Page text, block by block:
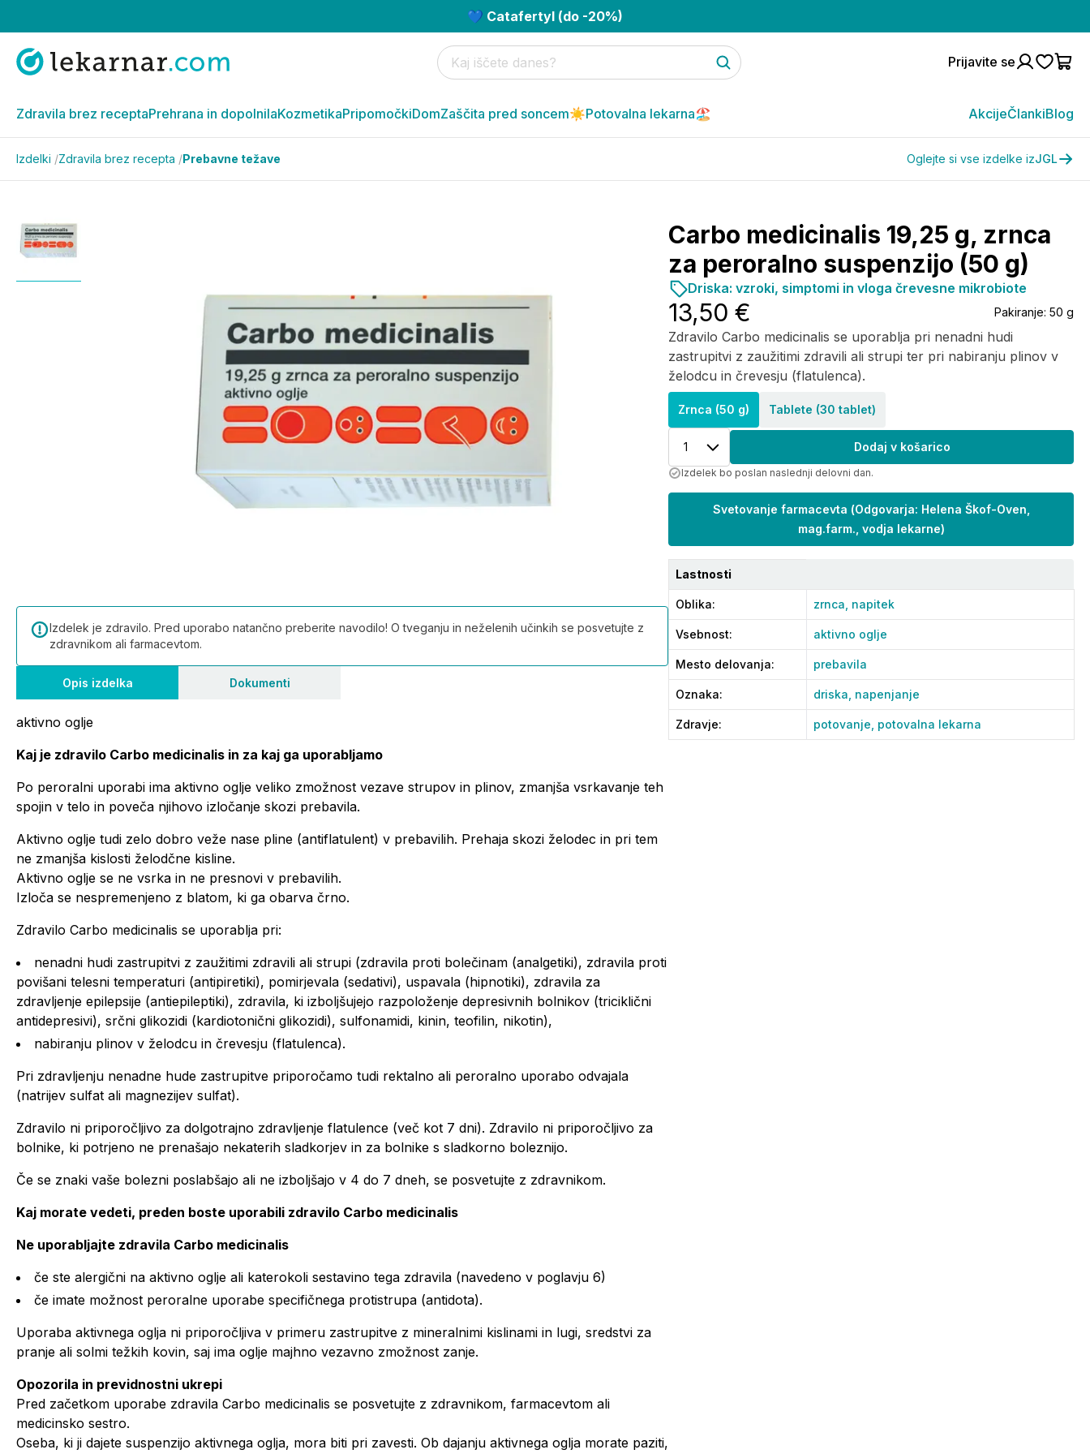
💙 Catafertyl (do -20%)
Prijavite se
Zdravila brez receptaPrehrana in dopolnilaKozmetikaPripomočkiDomZaščita pred soncem☀️Potovalna lekarna🏖️ AkcijeČlankiBlog
Izdelki /Zdravila brez recepta /Prebavne težave Oglejte si vse izdelke izJGL
Izdelek je zdravilo. Pred uporabo natančno preberite navodilo! O tveganju in neželenih učinkih se posvetujte z
zdravnikom ali farmacevtom.
Opis izdelka Dokumenti
aktivno oglje
Kaj je zdravilo Carbo medicinalis in za kaj ga uporabljamo
Po peroralni uporabi ima aktivno oglje veliko zmožnost vezave strupov in plinov, zmanjša vsrkavanje teh
spojin v telo in poveča njihovo izločanje skozi prebavila.
Aktivno oglje tudi zelo dobro veže nase pline (antiflatulent) v prebavilih. Prehaja skozi želodec in pri tem
ne zmanjša kislosti želodčne kisline.
Aktivno oglje se ne vsrka in ne presnovi v prebavilih.
Izloča se nespremenjeno z blatom, ki ga obarva črno.
Zdravilo Carbo medicinalis se uporablja pri:
nenadni hudi zastrupitvi z zaužitimi zdravili ali strupi (zdravila proti bolečinam (analgetiki), zdravila proti
povišani telesni temperaturi (antipiretiki), pomirjevala (sedativi), uspavala (hipnotiki), zdravila za
zdravljenje epilepsije (antiepileptiki), zdravila, ki izboljšujejo razpoloženje depresivnih bolnikov (triciklični
antidepresivi), srčni glikozidi (kardiotonični glikozidi), sulfonamidi, kinin, teofilin, nikotin),
nabiranju plinov v želodcu in črevesju (flatulenca).
Pri zdravljenju nenadne hude zastrupitve priporočamo tudi rektalno ali peroralno uporabo odvajala
(natrijev sulfat ali magnezijev sulfat).
Zdravilo ni priporočljivo za dolgotrajno zdravljenje flatulence (več kot 7 dni). Zdravilo ni priporočljivo za
bolnike, ki potrjeno ne prenašajo nekaterih sladkorjev in za bolnike s sladkorno boleznijo.
Če se znaki vaše bolezni poslabšajo ali ne izboljšajo v 4 do 7 dneh, se posvetujte z zdravnikom.
Kaj morate vedeti, preden boste uporabili zdravilo Carbo medicinalis
Ne uporabljajte zdravila Carbo medicinalis
če ste alergični na aktivno oglje ali katerokoli sestavino tega zdravila (navedeno v poglavju 6)
če imate možnost peroralne uporabe specifičnega protistrupa (antidota).
Uporaba aktivnega oglja ni priporočljiva v primeru zastrupitve z mineralnimi kislinami in lugi, sredstvi za
pranje ali solmi težkih kovin, saj ima oglje majhno vezavno zmožnost zanje.
Opozorila in previdnostni ukrepi
Pred začetkom uporabe zdravila Carbo medicinalis se posvetujte z zdravnikom, farmacevtom ali
medicinsko sestro.
Oseba, ki ji dajete suspenzijo aktivnega oglja, mora biti pri zavesti. Ob dajanju aktivnega oglja morate paziti,
Carbo medicinalis 19,25 g, zrnca
za peroralno suspenzijo (50 g)
Zdravilo Carbo medicinalis se uporablja pri nenadni hudi
zastrupitvi z zaužitimi zdravili ali strupi ter pri nabiranju plinov v
želodcu in črevesju (flatulenca).
Zrnca (50 g) Tablete (30 tablet)
13,50 € Pakiranje: 50 g
Driska: vzroki, simptomi in vloga črevesne mikrobiote
1 Dodaj v košarico
Izdelek bo poslan naslednji delovni dan.
Svetovanje farmacevta (Odgovarja: Helena Škof-Oven,
mag.farm., vodja lekarne)
Lastnosti
Oblika: zrnca, napitek
Vsebnost: aktivno oglje
Mesto delovanja: prebavila
Oznaka: driska, napenjanje
Zdravje: potovanje, potovalna lekarna